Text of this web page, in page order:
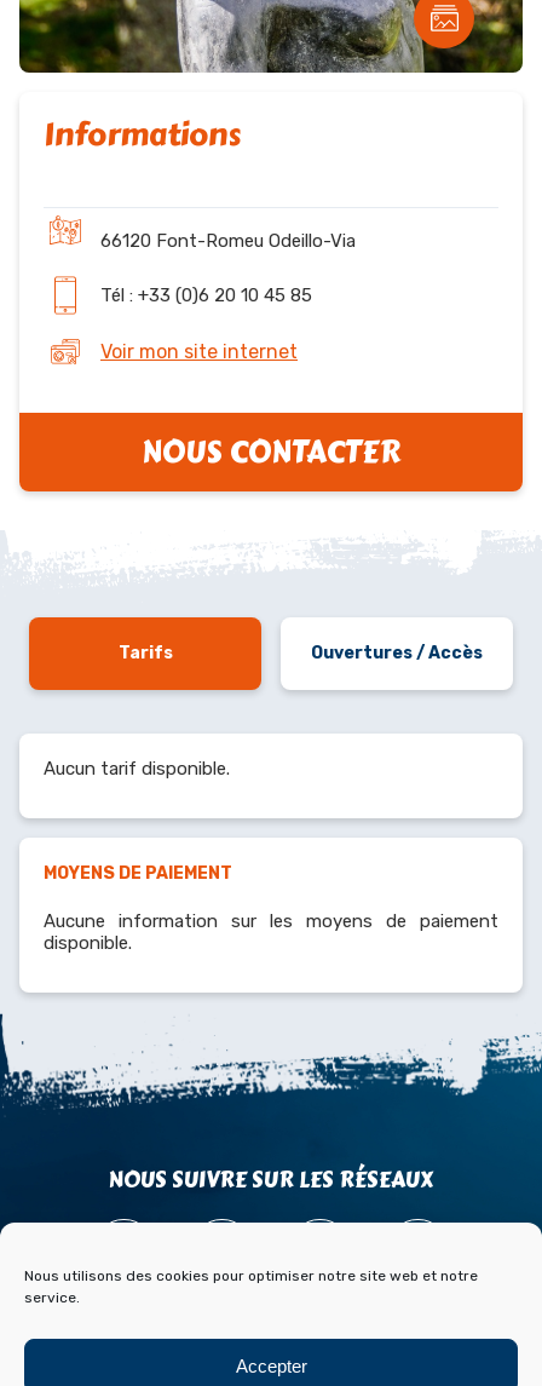
Nous utilisons des cookies pour optimiser notre site web et notre
service.
Accepter
Informations
66120 Font-Romeu Odeillo-Via
Tél : +33 (0)6 20 10 45 85
Voir mon site internet
NOUS CONTACTER
Tarifs Ouvertures / Accès
Aucun tarif disponible.
MOYENS DE PAIEMENT
Aucune information sur les moyens de paiement
disponible.
NOUS SUIVRE SUR LES RÉSEAUX
CONTACT
PARTENAIRES